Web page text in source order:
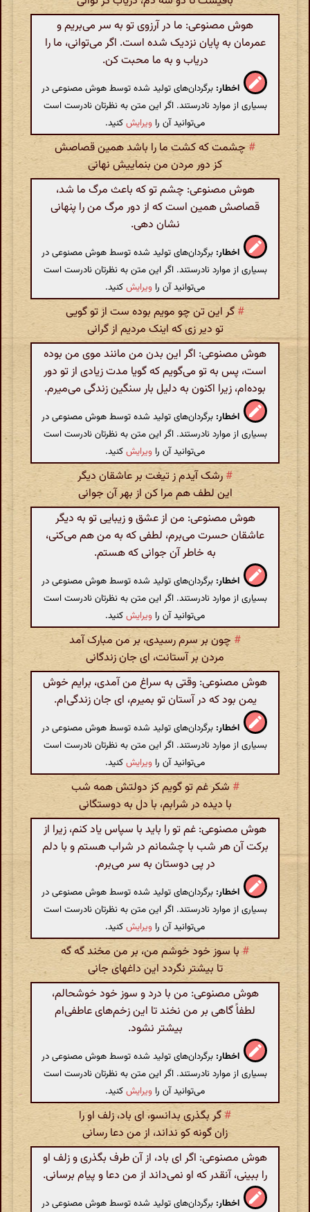
هوش مصنوعی: ما در آرزوی تو به سر می‌بریم و
عمرمان به پایان نزدیک شده است. اگر می‌توانی، ما را
دریاب و به ما محبت کن.
اخطار: برگردان‌های تولید شده توسط هوش مصنوعی در
بسیاری از موارد نادرستند. اگر این متن به نظرتان نادرست است
می‌توانید آن را ویرایشکنید.
#چشمت که کشت ما را باشد همین قصاصش
کز دور مردن من بنماییش نهانی
هوش مصنوعی: چشم تو که باعث مرگ ما شد،
قصاصش همین است که از دور مرگ من را پنهانی
نشان دهی.
اخطار: برگردان‌های تولید شده توسط هوش مصنوعی در
بسیاری از موارد نادرستند. اگر این متن به نظرتان نادرست است
می‌توانید آن را ویرایشکنید.
# گر این تن چو مویم بوده ست از تو گویی
تو دیر زی که اینک مردیم از گرانی
هوش مصنوعی: اگر این بدن من مانند موی من بوده
است، پس به تو می‌گویم که گویا مدت زیادی از تو دور
بوده‌ام، زیرا اکنون به دلیل بار سنگین زندگی می‌میرم.
اخطار: برگردان‌های تولید شده توسط هوش مصنوعی در
بسیاری از موارد نادرستند. اگر این متن به نظرتان نادرست است
می‌توانید آن را ویرایشکنید.
# رشک آیدم ز تیغت بر عاشقان دیگر
این لطف هم مرا کن از بهر آن جوانی
هوش مصنوعی: من از عشق و زیبایی تو به دیگر
عاشقان حسرت می‌برم، لطفی که به من هم می‌کنی،
به خاطر آن جوانی که هستم.
اخطار: برگردان‌های تولید شده توسط هوش مصنوعی در
بسیاری از موارد نادرستند. اگر این متن به نظرتان نادرست است
می‌توانید آن را ویرایشکنید.
# چون بر سرم رسیدی، بر من مبارک آمد
مردن بر آستانت، ای جان زندگانی
هوش مصنوعی: وقتی به سراغ من آمدی، برایم خوش
یمن بود که در آستان تو بمیرم، ای جان زندگی‌ام.
اخطار: برگردان‌های تولید شده توسط هوش مصنوعی در
بسیاری از موارد نادرستند. اگر این متن به نظرتان نادرست است
می‌توانید آن را ویرایشکنید.
# شکر غم تو گویم کز دولتش همه شب
با دیده در شرابم، با دل به دوستگانی
هوش مصنوعی: غم تو را باید با سپاس یاد کنم، زیرا از
برکت آن هر شب با چشمانم در شراب هستم و با دلم
در پی دوستان به سر می‌برم.
اخطار: برگردان‌های تولید شده توسط هوش مصنوعی در
بسیاری از موارد نادرستند. اگر این متن به نظرتان نادرست است
می‌توانید آن را ویرایشکنید.
#با سوز خود خوشم من، بر من مخند گه گه
تا بیشتر نگردد این داغهای جانی
هوش مصنوعی: من با درد و سوز خود خوشحالم،
لطفاً گاهی بر من نخند تا این زخم‌های عاطفی‌ام
بیشتر نشود.
اخطار: برگردان‌های تولید شده توسط هوش مصنوعی در
بسیاری از موارد نادرستند. اگر این متن به نظرتان نادرست است
می‌توانید آن را ویرایشکنید.
#گر بگذری بدانسو، ای باد، زلف او را
زان گونه کو نداند، از من دعا رسانی
هوش مصنوعی: اگر ای باد، از آن طرف بگذری و زلف او
را ببینی، آنقدر که او نمی‌داند از من دعا و پیام برسانی.
اخطار: برگردان‌های تولید شده توسط هوش مصنوعی در